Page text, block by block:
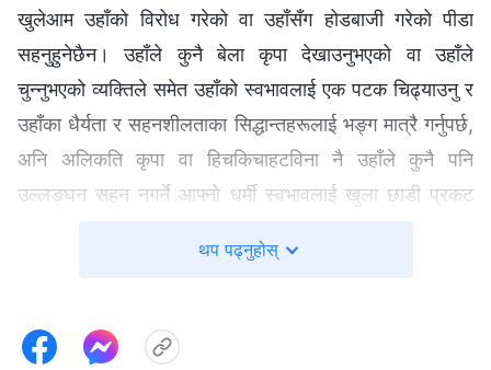
खुलेआम उहाँको विरोध गरेको वा उहाँसँग होडबाजी गरेको पीडा
सहनुहुनेछैन। उहाँले कुनै बेला कृपा देखाउनुभएको वा उहाँले
चुन्‍नुभएको व्यक्तिले समेत उहाँको स्वभावलाई एक पटक चिढ्याउनु र
उहाँका धैर्यता र सहनशीलताका सिद्धान्तहरूलाई भङ्ग मात्रै गर्नुपर्छ,
अनि अलिकति कृपा वा हिचकिचाहटविना नै उहाँले कुनै पनि
उल्‍लङ्घन सहन नगर्ने आफ्‍नो धर्मी स्वभावलाई खुला छाडी प्रकट
थप पढ्नुहोस्